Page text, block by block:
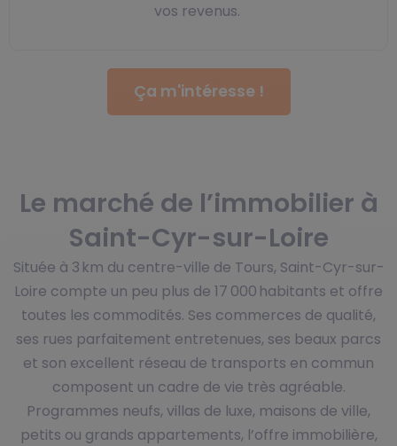
vos revenus.
Ça m'intéresse !
Le marché de l’immobilier à
Saint-Cyr-sur-Loire
Située à 3 km du centre-ville de Tours, Saint-Cyr-sur-
Loire compte un peu plus de 17 000 habitants et offre
toutes les commodités. Ses commerces de qualité,
ses rues parfaitement entretenues, ses beaux parcs
et son excellent réseau de transports en commun
composent un cadre de vie très agréable.
Programmes neufs, villas de luxe, maisons de ville,
petits ou grands appartements, l’offre immobilière,